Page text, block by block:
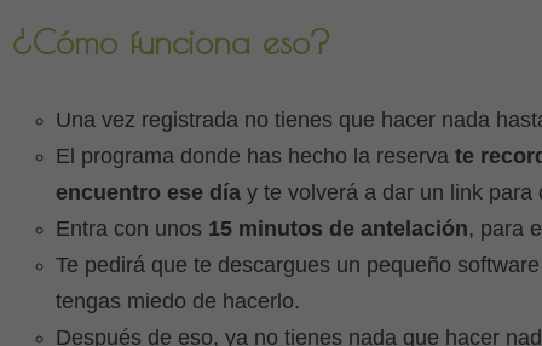
¿Cómo funciona eso?
Una vez registrada no tienes que hacer nada
El programa donde has hecho la reserva te
encuentro ese día y te volverá a dar un link para
Entra con unos 15 minutos de antelación, para
Te pedirá que te descargues un pequeño
tengas miedo de hacerlo.
Después de eso, ya no tienes nada que hacer